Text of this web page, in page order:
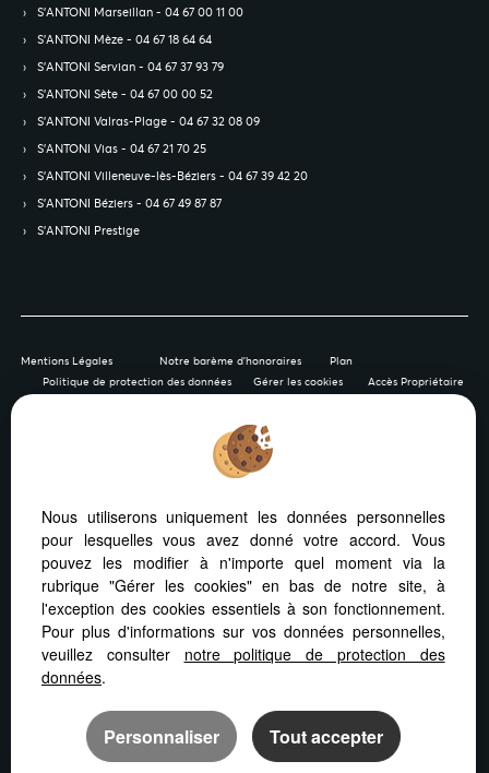
S’ANTONI Marseillan - 04 67 00 11 00
S’ANTONI Mèze - 04 67 18 64 64
S’ANTONI Servian - 04 67 37 93 79
S’ANTONI Sète - 04 67 00 00 52
S’ANTONI Valras-Plage - 04 67 32 08 09
S’ANTONI Vias - 04 67 21 70 25
S’ANTONI Villeneuve-lès-Béziers - 04 67 39 42 20
S’ANTONI Béziers - 04 67 49 87 87
S’ANTONI Prestige
Mentions Légales Notre barème d'honoraires
Plan
Politique de protection des données
Gérer les cookies Accès Propriétaire
Afin de vous offrir un confort de lecture permanent, depuis
votre PC, votre tablette ou votre smartphone, notre site
s’adapte automatiquement aux différents types d'écrans
Logiciel immobilier Adapt Immo
Nous utiliserons uniquement les données personnelles
pour lesquelles vous avez donné votre accord. Vous
pouvez les modifier à n'importe quel moment via la
rubrique "Gérer les cookies" en bas de notre site, à
l'exception des cookies essentiels à son fonctionnement.
Pour plus d'informations sur vos données personnelles,
veuillez consulter notre politique de protection des
données.
Personnaliser Tout accepter